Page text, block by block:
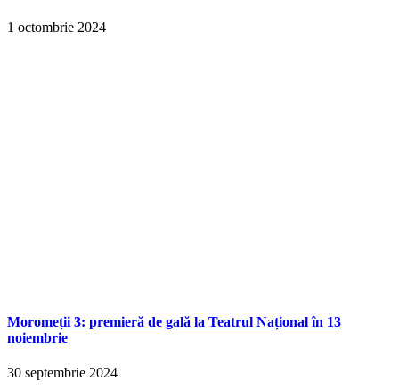
1 octombrie 2024
Moromeții 3: premieră de gală la Teatrul Național în 13
noiembrie
30 septembrie 2024